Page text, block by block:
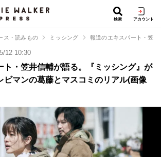
検索 アカウント
ス・読みもの ミッシング 報道のエキスパート・笠
12 10:30
ト・笠井信輔が語る。『ミッシング』が
ビマンの葛藤とマスコミのリアル(画像